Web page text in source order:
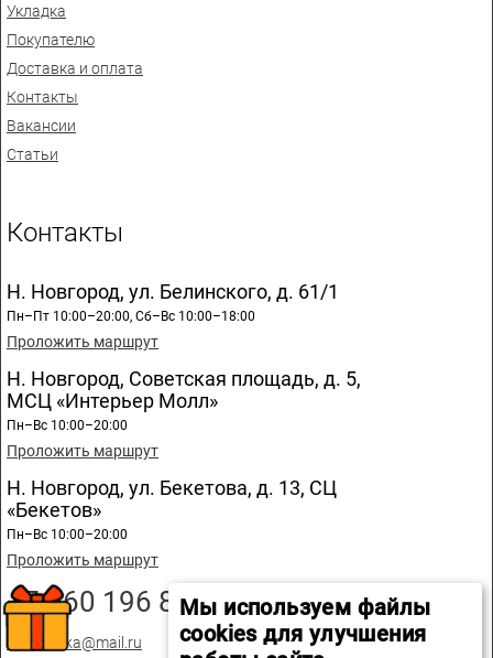
Укладка
Покупателю
Доставка и оплата
Контакты
Вакансии
Статьи
Контакты
Н. Новгород, ул. Белинского, д. 61/1
Пн–Пт 10:00–20:00, Сб–Вс 10:00–18:00
Проложить маршрут
Н. Новгород, Советская площадь, д. 5,
МСЦ «Интерьер Молл»
Пн–Вс 10:00–20:00
Проложить маршрут
Н. Новгород, ул. Бекетова, д. 13, СЦ
«Бекетов»
Пн–Вс 10:00–20:00
Проложить маршрут
+7 960 196 89 20
spmozaika@mail.ru
Мы используем файлы
cookies для улучшения